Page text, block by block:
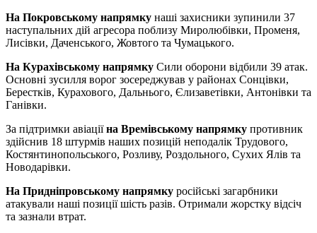
На Покровському напрямку наші захисники зупинили 37
наступальних дій агресора поблизу Миролюбівки, Променя,
Лисівки, Даченського, Жовтого та Чумацького.
На Курахівському напрямку Сили оборони відбили 39 атак.
Основні зусилля ворог зосереджував у районах Сонцівки,
Берестків, Курахового, Дальнього, Єлизаветівки, Антонівки та
Ганівки.
За підтримки авіаціїна Времівському напрямку противник
здійснив 18 штурмів наших позицій неподалік Трудового,
Костянтинопольського, Розливу, Роздольного, Сухих Ялів та
Новодарівки.
На Придніпровському напрямку російські загарбники
атакували наші позиції шість разів. Отримали жорстку відсіч
та зазнали втрат.